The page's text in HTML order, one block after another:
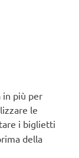
in più per
le
i biglietti
della